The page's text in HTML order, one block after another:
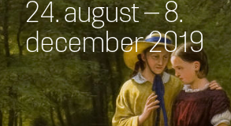
24. august – 8.
december 2019